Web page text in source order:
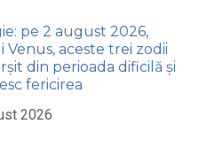
pe 2 august 2026,
Venus, aceste trei zodii
din perioada dificilă și
fericirea
2026